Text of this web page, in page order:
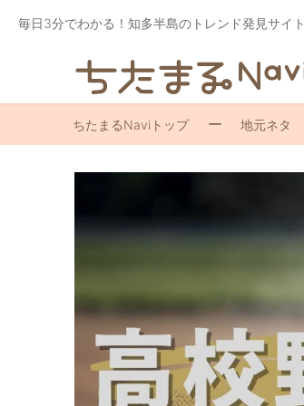
毎日3分でわかる！知多半島のトレンド発見サイト
ちたまるNaviトップ 地元ネタ